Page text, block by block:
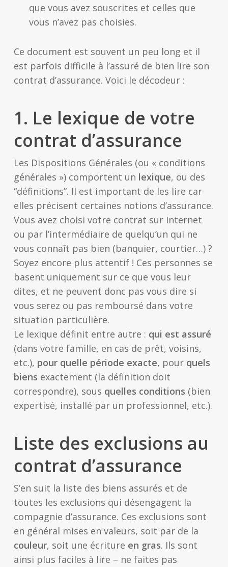
que vous avez souscrites et celles que
vous n’avez pas choisies.
Ce document est souvent un peu long et il
est parfois difficile à l’assuré de bien lire son
contrat d’assurance. Voici le décodeur :
1. Le lexique de votre
contrat d’assurance
Les Dispositions Générales (ou « conditions
générales ») comportent un lexique, ou des
“définitions”. Il est important de les lire car
elles précisent certaines notions d’assurance.
Vous avez choisi votre contrat sur Internet
ou par l’intermédiaire de quelqu’un qui ne
vous connaît pas bien (banquier, courtier…) ?
Soyez encore plus attentif ! Ces personnes se
basent uniquement sur ce que vous leur
dites, et ne peuvent donc pas vous dire si
vous serez ou pas remboursé dans votre
situation particulière.
Le lexique définit entre autre : qui est assuré
(dans votre famille, en cas de prêt, voisins,
etc.), pour quelle période exacte, pourquels
biens exactement (la définition doit
correspondre), sous quelles conditions (bien
expertisé, installé par un professionnel, etc.).
Liste des exclusions au
contrat d’assurance
S’en suit la liste des biens assurés et de
toutes les exclusions qui désengagent la
compagnie d’assurance. Ces exclusions sont
en général mises en valeurs, soit par de la
couleur, soit une écriture en gras. Ils sont
ainsi plus faciles à lire – ne faites pas